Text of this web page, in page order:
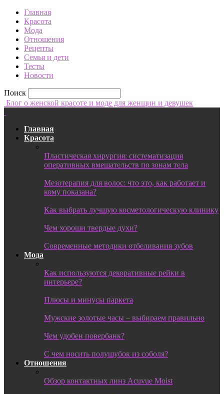
Главная
Красота
Мода
Отношения
Рецепты
Семья и дети
Тесты
Новости
Поиск
Блог о женской красоте и моде для женщин и девушек
Главная
Красота
Пластическая хирургия: систематизация
оперативных вмешательств по зонам тела
Мезотерапия для волос: что это, как работает и
кому показана?
Как выбрать лучшую косметологическую клинику
Чем хороши твердые духи?
Современные методики отбеливания зубов
Мода
Как используются декоративные рейки в
интерьере?
Плюсы и минусы паркета
Мужские золотые часы – выбираем правильно
Чем удобен повербанк?
С чем носить полушубок из соболя?
Отношения
Обзор контактных линз Acuvue Moist